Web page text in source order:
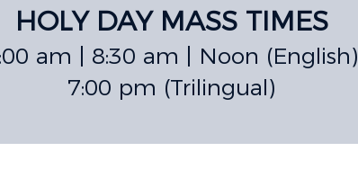
HOLY DAY MASS TIMES
am | 8:30 am | Noon (English)
7:00 pm (Trilingual)